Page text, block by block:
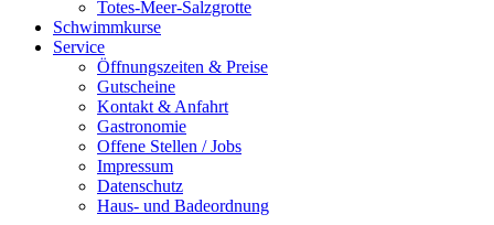
Totes-Meer-Salzgrotte
Schwimmkurse
Service
Öffnungszeiten & Preise
Gutscheine
Kontakt & Anfahrt
Gastronomie
Offene Stellen / Jobs
Impressum
Datenschutz
Haus- und Badeordnung